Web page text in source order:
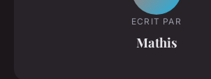
ECRIT PAR
Mathis